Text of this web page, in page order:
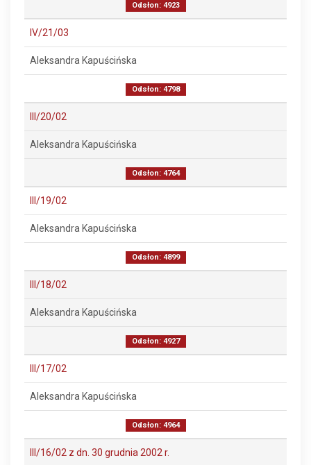
Odsłon: 4923
IV/21/03
Aleksandra Kapuścińska
Odsłon: 4798
III/20/02
Aleksandra Kapuścińska
Odsłon: 4764
III/19/02
Aleksandra Kapuścińska
Odsłon: 4899
III/18/02
Aleksandra Kapuścińska
Odsłon: 4927
III/17/02
Aleksandra Kapuścińska
Odsłon: 4964
III/16/02 z dn. 30 grudnia 2002 r.